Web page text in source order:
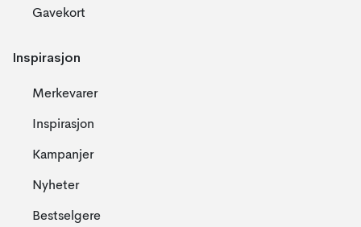
Gavekort
Inspirasjon
Merkevarer
Inspirasjon
Kampanjer
Nyheter
Bestselgere